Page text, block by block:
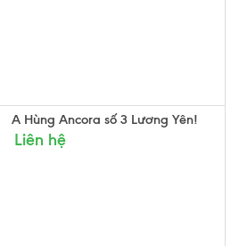
A Hùng Ancora số 3 Lương Yên!
Liên hệ